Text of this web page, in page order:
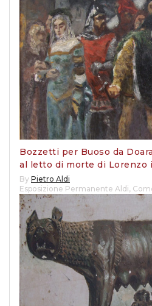
Bozzetti per Buoso da
al letto di morte di Lorenzo
By Pietro Aldi
Esposizione Permanente Aldi,